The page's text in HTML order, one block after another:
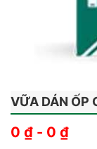
VỮA DÁN ỐP
0 ₫ - 0 ₫